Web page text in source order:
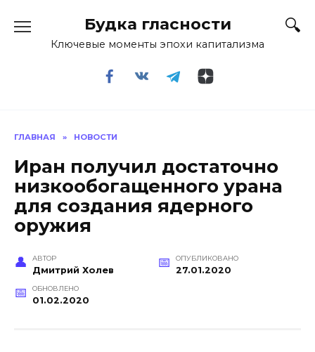
содержанию
Будка гласности
Ключевые моменты эпохи капитализма
ГЛАВНАЯ » НОВОСТИ
Иран получил достаточно
низкообогащенного урана
для создания ядерного
оружия
АВТОР
Дмитрий Холев
ОПУБЛИКОВАНО
27.01.2020
ОБНОВЛЕНО
01.02.2020